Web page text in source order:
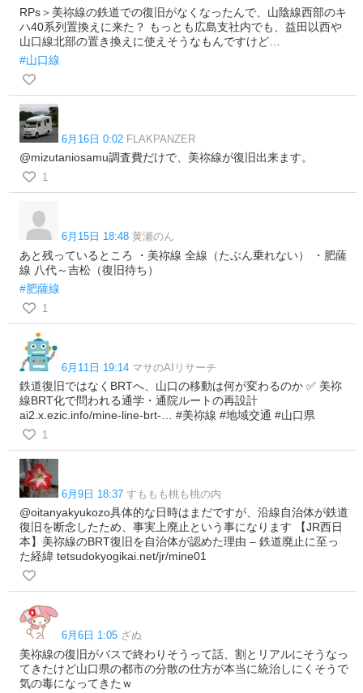
RPs＞美祢線の鉄道での復旧がなくなったんで、山陰線西部のキ
ハ40系列置換えに来た？ もっとも広島支社内でも、益田以西や
山口線北部の置き換えに使えそうなもんですけど…
#山口線
6月16日 0:02 FLAKPANZER
@mizutaniosamu調査費だけで、美祢線が復旧出来ます。
1
6月15日 18:48 黄瀬のん
あと残っているところ ・美祢線 全線（たぶん乗れない） ・肥薩
線 八代～吉松（復旧待ち）
#肥薩線
1
6月11日 19:14 マサのAIリサーチ
鉄道復旧ではなくBRTへ、山口の移動は何が変わるのか ✅️ 美祢
線BRT化で問われる通学・通院ルートの再設計
ai2.x.ezic.info/mine-line-brt-… #美祢線 #地域交通 #山口県
1
6月9日 18:37 すももも桃も桃の内
@oitanyakyukozo具体的な日時はまだですが、沿線自治体が鉄道
復旧を断念したため、事実上廃止という事になります 【JR西日
本】美祢線のBRT復旧を自治体が認めた理由 – 鉄道廃止に至っ
た経緯 tetsudokyogikai.net/jr/mine01
6月6日 1:05 ざぬ
美祢線の復旧がバスで終わりそうって話、割とリアルにそうなっ
てきたけど山口県の都市の分散の仕方が本当に統治しにくそうで
気の毒になってきたｗ